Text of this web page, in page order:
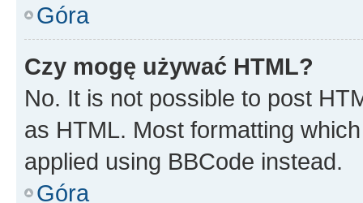
Góra
Czy mogę używać HTML?
No. It is not possible to post
as HTML. Most formatting
applied using BBCode instead.
Góra